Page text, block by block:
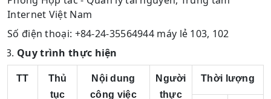
Internet Việt Nam
Số điện thoại: +84-24-35564944 máy lẻ 103, 102
Quy trình thực hiện
TT
Thủ
tục
Nội dung
công việc
Người
thực
Thời lượng